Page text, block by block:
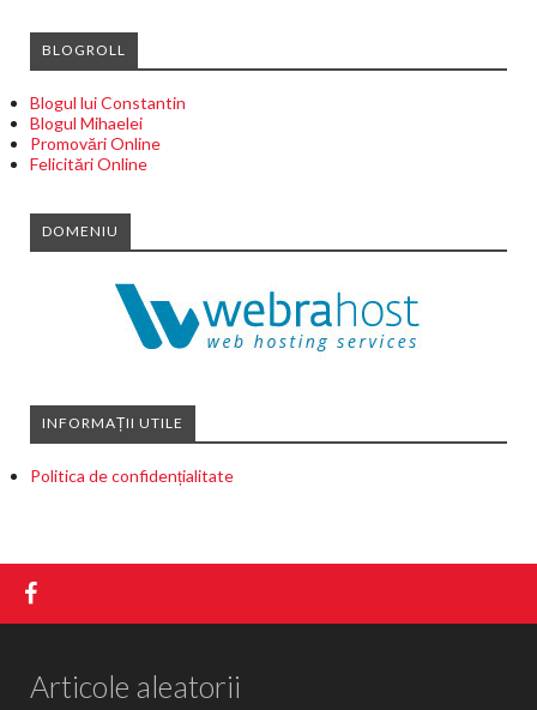
BLOGROLL
Blogul lui Constantin
Blogul Mihaelei
Promovări Online
Felicitări Online
DOMENIU
INFORMAȚII UTILE
Politica de confidențialitate
Articole aleatorii